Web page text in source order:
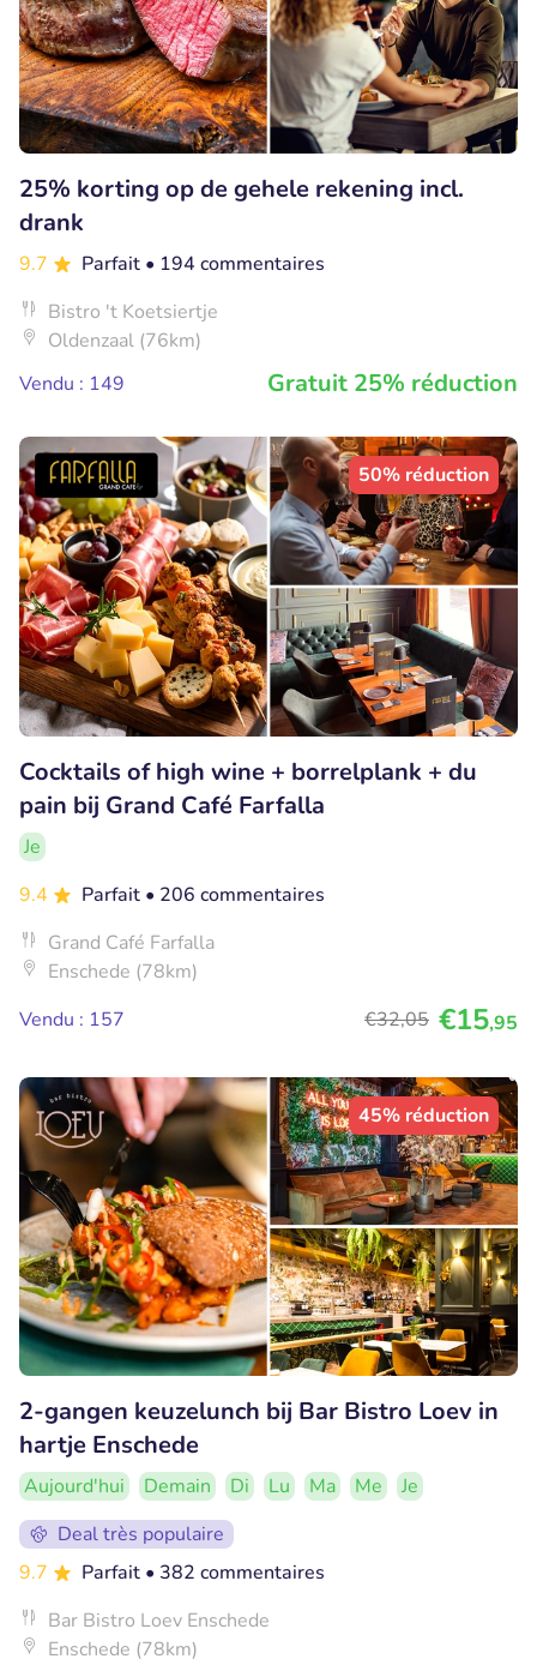
25% korting op de gehele rekening incl.
drank
9.7 Parfait • 194 commentaires
Bistro 't Koetsiertje
Oldenzaal (76km)
Vendu : 149
Gratuit 25% réduction
50% réduction
Cocktails of high wine + borrelplank + du
pain bij Grand Café Farfalla
Je
9.4
Parfait • 206 commentaires
Grand Café Farfalla
Enschede (78km)
Vendu : 157
€32,05 €15,95
45% réduction
2-gangen keuzelunch bij Bar Bistro Loev in
hartje Enschede
Aujourd'hui Demain Di Lu Ma Me
Je
Deal très populaire
9.7
Parfait • 382 commentaires
Bar Bistro Loev Enschede
Enschede (78km)